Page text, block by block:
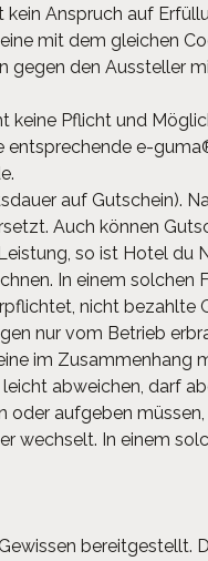
Anspruch auf
mit dem gleichen
gegen den Aussteller
keine Pflicht und
entsprechende e-
auf Gutschein).
Auch können
so ist Hotel du
In einem solchen
nicht
nur vom Betrieb
im Zusammenhang
abweichen, darf
oder aufgeben
wechselt. In einem
bereitgestellt.